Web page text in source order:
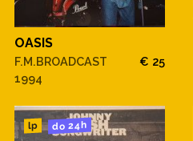
OASIS
F.M.BROADCAST
1994
€ 25
lp do 24h